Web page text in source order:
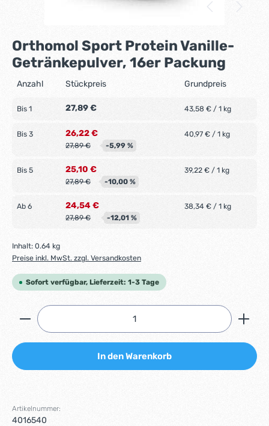
Orthomol Sport Protein Vanille-
Getränkepulver, 16er Packung
Anzahl Stückpreis Grundpreis
Bis 1 27,89 € 43,58 € / 1 kg
Bis 3 26,22 €
27,89 € -5,99 %
40,97 € / 1 kg
Bis 5 25,10 €
27,89 € -10,00 %
39,22 € / 1 kg
Ab 6 24,54 €
27,89 € -12,01 %
38,34 € / 1 kg
Inhalt: 0.64 kg
Preise inkl. MwSt. zzgl. Versandkosten
Sofort verfügbar, Lieferzeit: 1-3 Tage
Produkt Anzahl: Gib den gewünschten Wert ein
In den Warenkorb
Artikelnummer:
4016540